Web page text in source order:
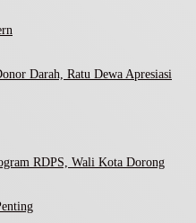
Darah, Ratu Dewa Apresiasi
RDPS, Wali Kota Dorong